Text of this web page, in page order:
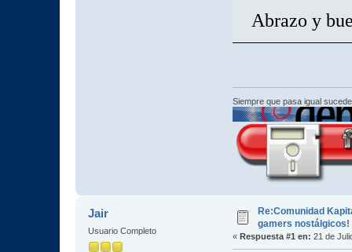
Abrazo y
Siempre que pasa igual
Jair
Usuario Completo
Re:Comunidad
gamers nostálgicos!
« Respuesta #1 en: 21 de